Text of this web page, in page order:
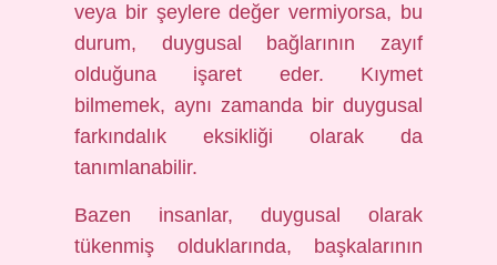
veya bir şeylere değer vermiyorsa, bu
durum, duygusal bağlarının zayıf
olduğuna işaret eder. Kıymet
bilmemek, aynı zamanda bir duygusal
farkındalık eksikliği olarak da
tanımlanabilir.
Bazen insanlar, duygusal olarak
tükenmiş olduklarında, başkalarının